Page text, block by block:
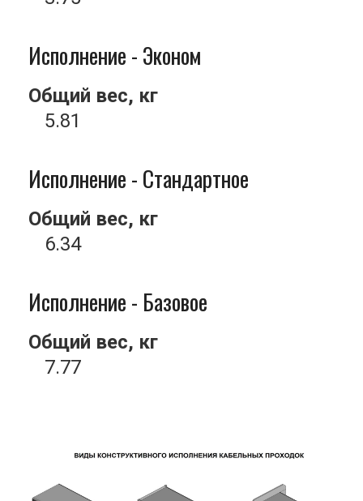
Исполнение - Эконом
Общий вес, кг
5.81
Исполнение - Стандартное
Общий вес, кг
6.34
Исполнение - Базовое
Общий вес, кг
7.77